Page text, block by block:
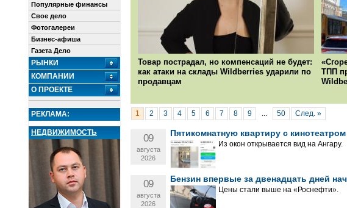
Популярные финансы
Свое дело
Фотогалереи
Бизнес-афиша
Газета Дело
РЫНКИ
КОМПАНИИ
О ПРОЕКТЕ
РЕКЛАМА:
НЕДВИЖИМОСТЬ
Товар пострадал, но компенсаций не будет:
как атаки на склады Wildberries ударили по
продавцам
ТПП
1 2 3 4 5 6 7 8 9 ... 50 След. »
09
августа
2026
Пятикомнатную квартиру с
Из окон открывается вид на Ангару.
09
августа
2026
Бензин впервые за двенадцать дней
Цены стали выше на «Роснефти».